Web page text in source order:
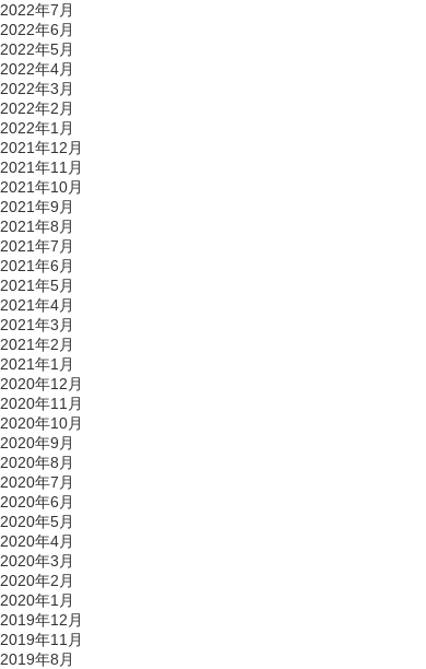
2022年7月
2022年6月
2022年5月
2022年4月
2022年3月
2022年2月
2022年1月
2021年12月
2021年11月
2021年10月
2021年9月
2021年8月
2021年7月
2021年6月
2021年5月
2021年4月
2021年3月
2021年2月
2021年1月
2020年12月
2020年11月
2020年10月
2020年9月
2020年8月
2020年7月
2020年6月
2020年5月
2020年4月
2020年3月
2020年2月
2020年1月
2019年12月
2019年11月
2019年8月